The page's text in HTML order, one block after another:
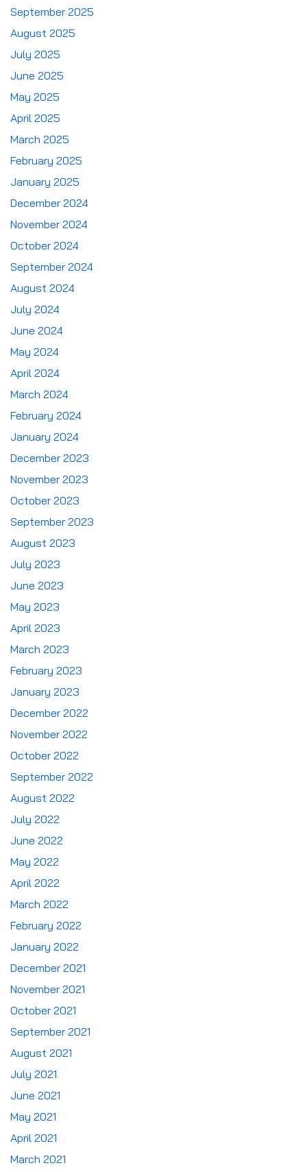
September 2025
August 2025
July 2025
June 2025
May 2025
April 2025
March 2025
February 2025
January 2025
December 2024
November 2024
October 2024
September 2024
August 2024
July 2024
June 2024
May 2024
April 2024
March 2024
February 2024
January 2024
December 2023
November 2023
October 2023
September 2023
August 2023
July 2023
June 2023
May 2023
April 2023
March 2023
February 2023
January 2023
December 2022
November 2022
October 2022
September 2022
August 2022
July 2022
June 2022
May 2022
April 2022
March 2022
February 2022
January 2022
December 2021
November 2021
October 2021
September 2021
August 2021
July 2021
June 2021
May 2021
April 2021
March 2021